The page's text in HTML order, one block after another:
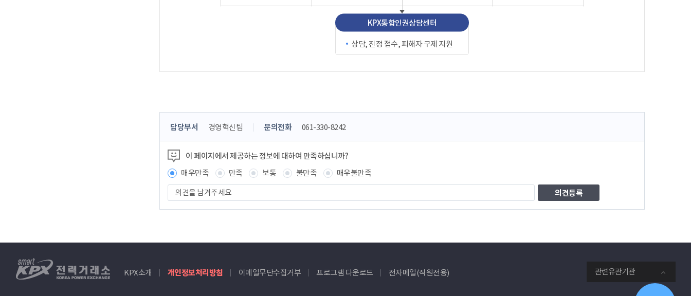
KPX통합인권상담센터
상담, 진정 접수, 피해자 구제 지원
콘
츠
정
보
책
임
자
담당부서 경영혁신팀 문의전화 061-330-8242
이 페이지에서 제공하는 정보에 대하여 만족하십니까?
매우만족
만족 보통 불만족
매우불만족
견
을
주
전
관련유관기관
KPX소개 개인정보처리방침 이메일무단수집거부 프로그램 다운로드 전자메일(직원전용)